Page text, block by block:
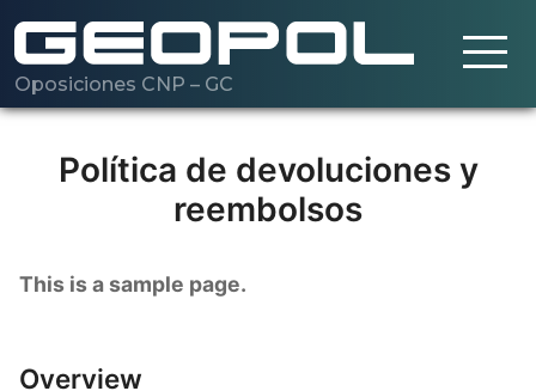
Saltar al contenido principal
Oposiciones CNP – GC
Cargando…